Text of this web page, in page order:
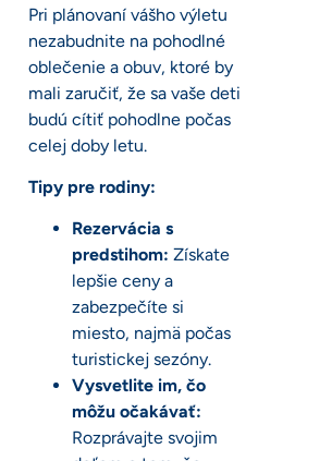
Pri plánovaní vášho výletu
nezabudnite na pohodlné
oblečenie a obuv, ktoré by
mali zaručiť, že sa vaše deti
budú cítiť pohodlne počas
celej doby letu.
Tipy pre rodiny:
Rezervácia s
predstihom: Získate
lepšie ceny a
zabezpečíte si
miesto, najmä počas
turistickej sezóny.
Vysvetlite im, čo
môžu očakávať:
Rozprávajte svojim